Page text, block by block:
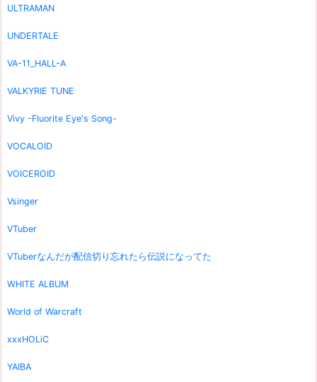
ULTRAMAN
UNDERTALE
VA-11_HALL-A
VALKYRIE TUNE
Vivy -Fluorite Eye's Song-
VOCALOID
VOICEROID
Vsinger
VTuber
VTuberなんだが配信切り忘れたら伝説になってた
WHITE ALBUM
World of Warcraft
xxxHOLiC
YAIBA